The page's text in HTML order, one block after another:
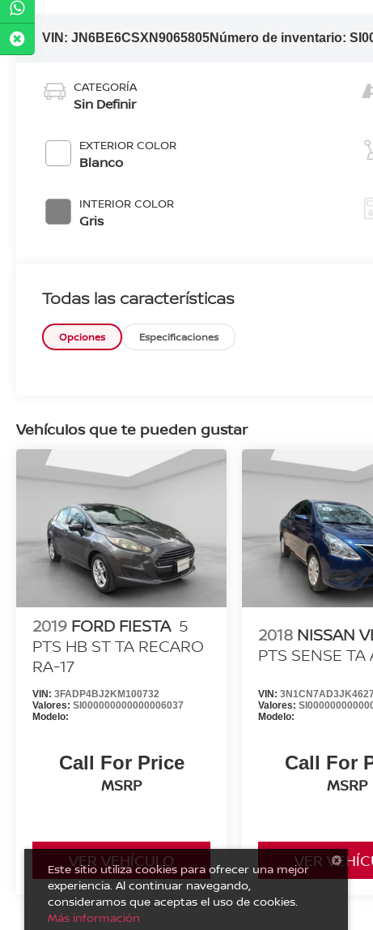
VIN:JN6BE6CSXN9065805Número de inventario:
CATEGORÍA
Sin Definir
EXTERIOR COLOR
Blanco
INTERIOR COLOR
Gris
Todas las características
Opciones Especificaciones
Vehículos que te pueden gustar
2019 FORD FIESTA 5
PTS HB ST TA RECARO
RA-17
VIN: 3FADP4BJ2KM100732
Valores: SI000000000000006037
Modelo:
Call For Price
MSRP
VER VEHÍCULO
2018 NISSAN
PTS SENSE TA
VIN:
Valores:
Modelo:
Call For
MSRP
VER
Este sitio utiliza cookies para ofrecer una mejor
experiencia. Al continuar navegando,
consideramos que aceptas el uso de cookies.
Más información